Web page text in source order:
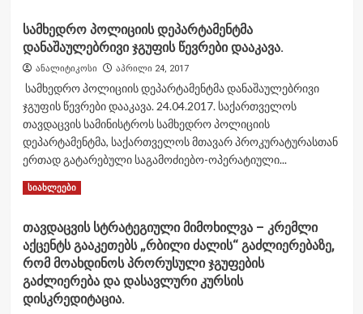
ლოგისტიკის
დღე
დასავლეთ
ტაქტიკურ-
ოპერატიული
სწავლებით
აღინიშნა
სამხედრო პოლიციის დეპარტამენტმა
დანაშაულებრივი ჯგუფის წევრები დააკავა.
ანალიტიკოსი აპრილი 24, 2017
სამხედრო პოლიციის დეპარტამენტმა დანაშაულებრივი
ჯგუფის წევრები დააკავა. 24.04.2017. საქართველოს
თავდაცვის სამინისტროს სამხედრო პოლიციის
დეპარტამენტმა, საქართველოს მთავარ პროკურატურასთან
ერთად გატარებული საგამოძიებო-ოპერატიული...
Read MoreRead
სამხედრო
პოლიციის
დეპარტამენტმა
დანაშაულებრივი
ჯგუფის
წევრები
სიახლეები
თავდაცვის სტრატეგიული მიმოხილვა – კრემლი
აქცენტს გააკეთებს „რბილი ძალის“ გაძლიერებაზე,
რომ მოახდინოს პრორუსული ჯგუფების
გაძლიერება და დასავლური კურსის
დისკრედიტაცია.